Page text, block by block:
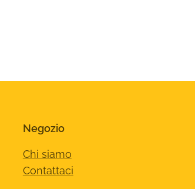
Negozio
Chi siamo
Contattaci